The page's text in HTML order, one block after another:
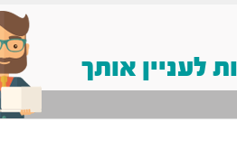
לעניין אותך